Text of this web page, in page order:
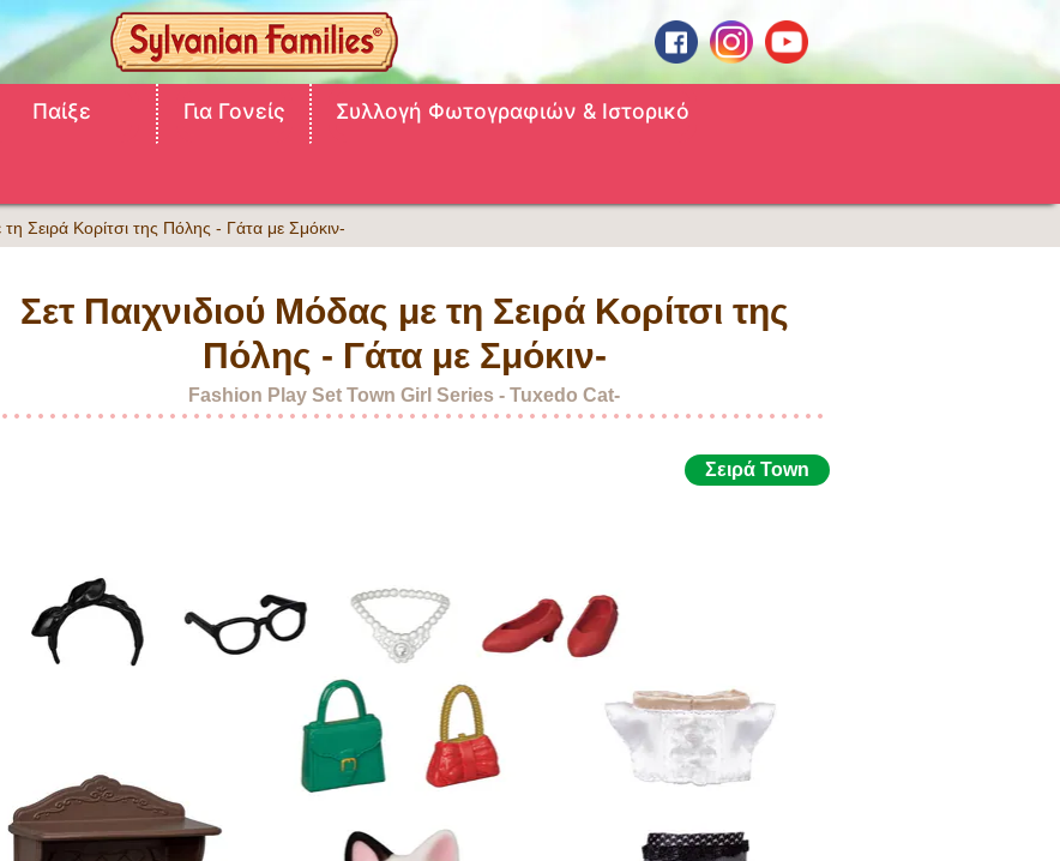
Παίξε Για Γονείς Συλλογή Φωτογραφιών & Ιστορικό
Σειρά Κορίτσι της Πόλης - Γάτα με Σμόκιν-
Σετ Παιχνιδιού Μόδας με τη Σειρά Κορίτσι της
Πόλης - Γάτα με Σμόκιν-
Fashion Play Set Town Girl Series - Tuxedo Cat-
Σειρά Town